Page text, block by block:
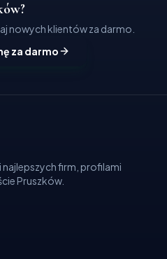
nowych klientów za darmo.
za darmo
firm, profilami
Pruszków.